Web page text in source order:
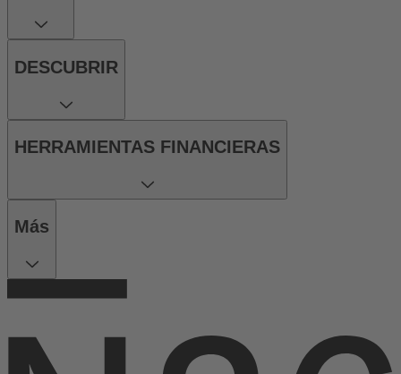
DESCUBRIR
HERRAMIENTAS FINANCIERAS
Más